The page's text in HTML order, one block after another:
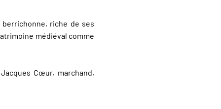
riche de ses
médiéval comme
Cœur, marchand,